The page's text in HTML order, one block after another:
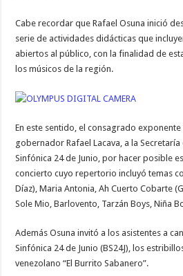
Cabe recordar que Rafael Osuna inició
serie de actividades didácticas que
abiertos al público, con la finalidad de
los músicos de la región.
En este sentido, el consagrado
gobernador Rafael Lacava, a la Secretaría
Sinfónica 24 de Junio, por hacer posible
concierto cuyo repertorio incluyó temas
Díaz), Maria Antonia, Ah Cuerto Cobarte
Sole Mio, Barlovento, Tarzán Boys, Niña
Además Osuna invitó a los asistentes a
Sinfónica 24 de Junio (BS24J), los
venezolano “El Burrito Sabanero”.